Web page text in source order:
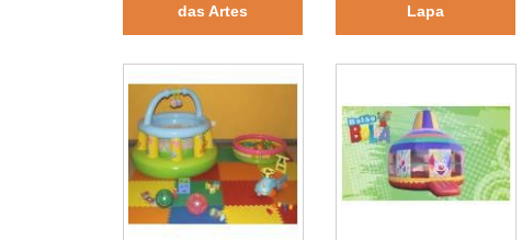
das Artes
Lapa